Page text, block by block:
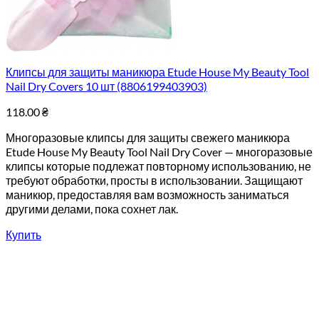
Клипсы для защиты маникюра Etude House My Beauty Tool
Nail Dry Covers 10 шт (8806199403903)
118.00₴
Многоразовые клипсы для защиты свежего маникюра
Etude House My Beauty Tool Nail Dry Cover — многоразовые
клипсы которые подлежат повторному использованию, не
требуют обработки, просты в использовании. Защищают
маникюр, предоставляя вам возможность заниматься
другими делами, пока сохнет лак.
Купить